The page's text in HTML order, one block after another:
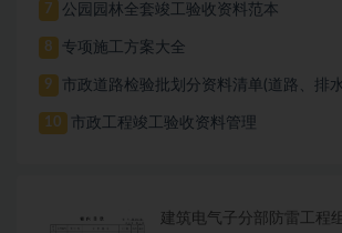
7 公园园林全套竣工验收资料范本
8 专项施工方案大全
9 市政道路检验批划分资料清单(道路、排
10 市政工程竣工验收资料管理
建筑电气子分部防雷工程